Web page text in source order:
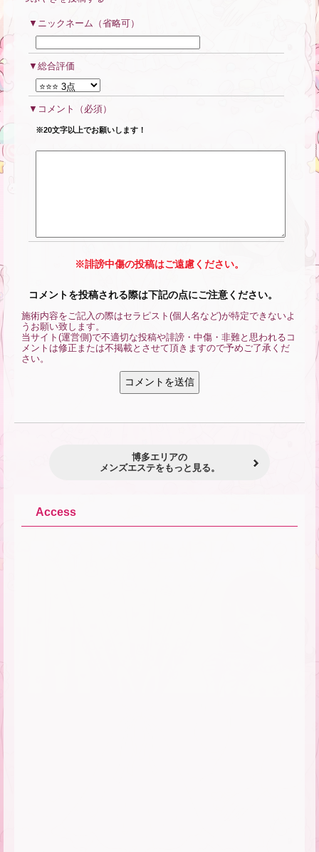
ニックネーム（省略可）
総合評価
コメント （必須）
※20文字以上でお願いします！
※誹謗中傷の投稿はご遠慮ください。
コメントを投稿される際は下記の点にご注意ください。
施術内容をご記入の際はセラピスト(個人名など)が特定できないよ
うお願い致します。
当サイト(運営側)で不適切な投稿や誹謗・中傷・非難と思われるコ
メントは修正または不掲載とさせて頂きますので予めご了承くだ
さい。
博多エリアの
メンズエステをもっと見る。
Access